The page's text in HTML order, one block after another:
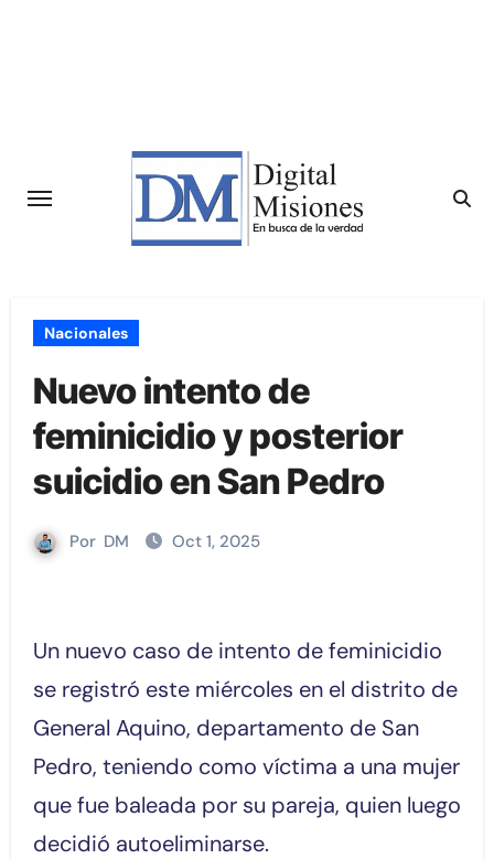
Nacionales
Nuevo intento de
feminicidio y posterior
suicidio en San Pedro
Por DM Oct 1, 2025
Un nuevo caso de intento de feminicidio
se registró este miércoles en el distrito de
General Aquino, departamento de San
Pedro, teniendo como víctima a una mujer
que fue baleada por su pareja, quien luego
decidió autoeliminarse.